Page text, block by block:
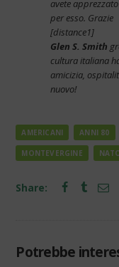
avete
per esso. Grazie
[distance1]
Glen S. Smith
cultura italiana
amicizia,
nuovo!
AMERICANI ANNI 80
MONTEVERGINE
Share:
Potrebbe